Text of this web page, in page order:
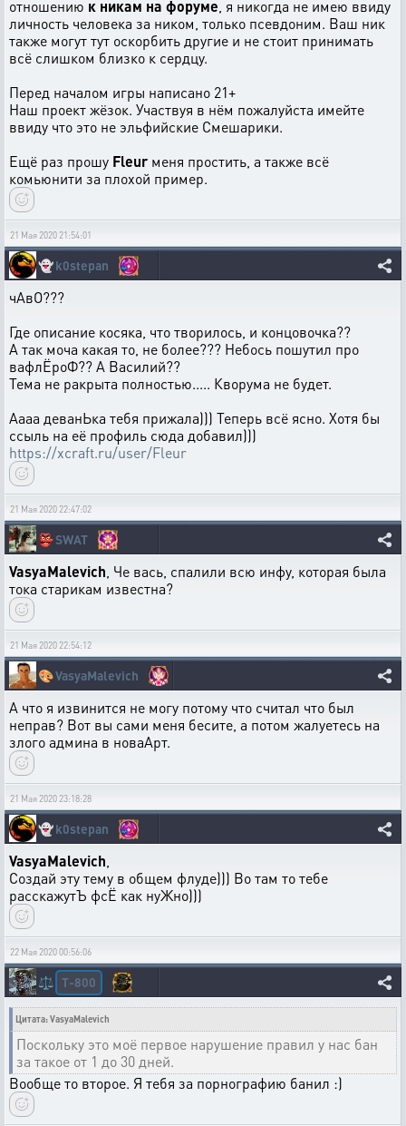
отношению к никам на форуме , я никогда не имею ввиду
личность человека за ником, только псевдоним. Ваш ник
также могут тут оскорбить другие и не стоит принимать
всё слишком близко к сердцу.
Перед началом игры написано 21+
Наш проект жёзок. Участвуя в нём пожалуйста имейте
ввиду что это не эльфийские Смешарики.
Ещё раз прошу Fleur меня простить, а также всё
комьюнити за плохой пример.
21 Мая 2020 21:54:01
👻k0stepan
чАвО???
Где описание косяка, что творилось, и концовочка??
А так моча какая то, не более??? Небось пошутил про
вафлЁроФ?? А Василий??
Тема не ракрыта полностью..... Кворума не будет.
Аааа деванЬка тебя прижала))) Теперь всё ясно. Хотя бы
ссыль на её профиль сюда добавил)))
https://xcraft.ru/user/Fleur
21 Мая 2020 22:47:02
👺SWAT
VasyaMalevich , Че вась, спалили всю инфу, которая была
тока старикам известна?
21 Мая 2020 22:54:12
🎨VasyaMalevich
А что я извинится не могу потому что считал что был
неправ? Вот вы сами меня бесите, а потом жалуетесь на
злого админа в новаАрт.
21 Мая 2020 23:18:28
👻k0stepan
VasyaMalevich
Создай эту тему в общем флуде))) Во там то тебе
расскажутЪ фсЁ как нуЖно)))
22 Мая 2020 00:56:06
⚖️ T-800
Цитата: VasyaMalevich
Поскольку это моё первое нарушение правил у нас бан
за такое от 1 до 30 дней.
Вообще то второе. Я тебя за порнографию банил :)